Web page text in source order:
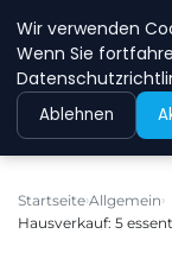
NEW
Startseite Allgemein
Hausverkauf: 5
Wir verwenden
Wenn Sie
Ablehnen